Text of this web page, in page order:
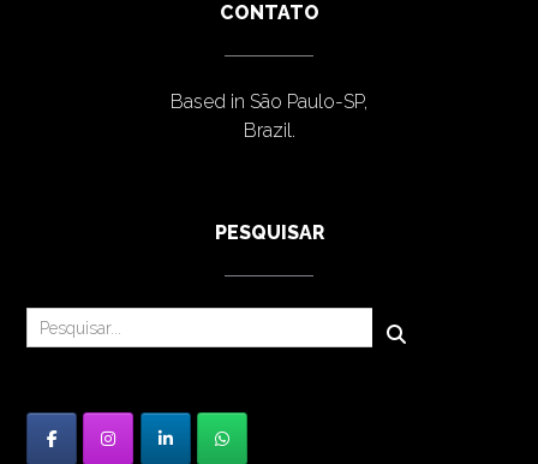
CONTATO
Based in São Paulo-SP,
Brazil.
PESQUISAR